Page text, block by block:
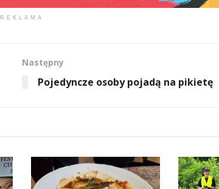
REKLAMA
Następny
Pojedyncze osoby pojadą na pikietę